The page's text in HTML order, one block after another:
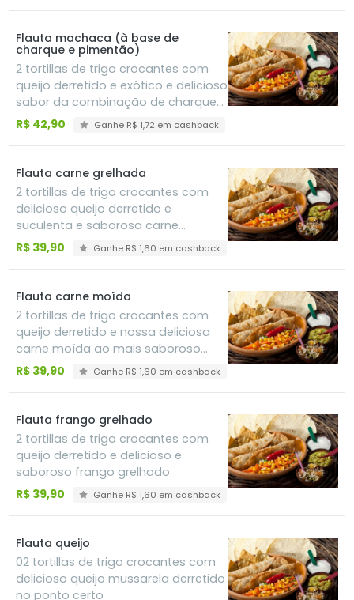
Flauta machaca (à base de
charque e pimentão)
2 tortillas de trigo crocantes com
queijo derretido e exótico e delicioso
sabor da combinação de charque
desfiado com pimentões coloridos,
R$ 42,90 Ganhe R$ 1,72 em cashback
Flauta carne grelhada
2 tortillas de trigo crocantes com
delicioso queijo derretido e
suculenta e saborosa carne
grelhada
R$ 39,90 Ganhe R$ 1,60 em cashback
Flauta carne moída
2 tortillas de trigo crocantes com
queijo derretido e nossa deliciosa
carne moída ao mais saboroso
estilo mexicano
R$ 39,90 Ganhe R$ 1,60 em cashback
Flauta frango grelhado
2 tortillas de trigo crocantes com
queijo derretido e delicioso e
saboroso frango grelhado
R$ 39,90
Ganhe R$ 1,60 em cashback
Flauta queijo
02 tortillas de trigo crocantes com
delicioso queijo mussarela derretido
no ponto certo